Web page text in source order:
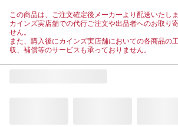
この商品は、ご注文確定後メーカーより配送いたし
カインズ実店舗での代行ご注文や出品者へのお取り
せん。
また、購入後にカインズ実店舗においての各商品の
収、補償等のサービスも承っておりません。